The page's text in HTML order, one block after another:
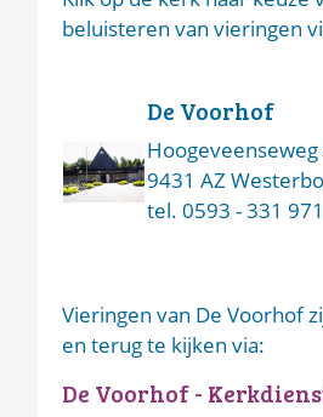
beluisteren van vieringen
De Voorhof
Hoogeveenseweg
9431 AZ
tel. 0593 - 331 971
Vieringen van De Voorhof
en terug te kijken via:
De Voorhof -